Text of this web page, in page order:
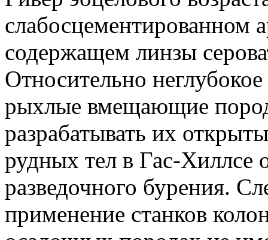
слабосцементированном
содержащем линзы
Относительно
рыхлые вмещающие
разрабатывать их
рудных тел в Гас-Хиллсе
разведочного бурения.
применение станков